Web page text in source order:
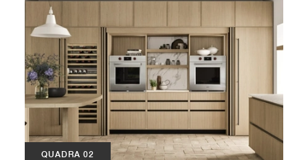
QUADRA 02